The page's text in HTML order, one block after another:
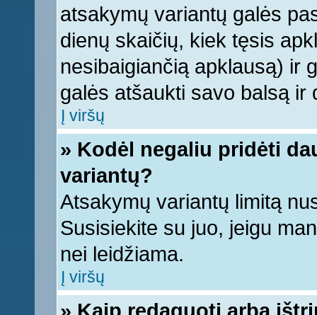
atsakymų variantų galės
dienų skaičių, kiek tęsis
nesibaigiančią apklausą) ir
galės atšaukti savo balsą ir
Į viršų
» Kodėl negaliu pridėti
variantų?
Atsakymų variantų limitą
Susisiekite su juo, jeigu
nei leidžiama.
Į viršų